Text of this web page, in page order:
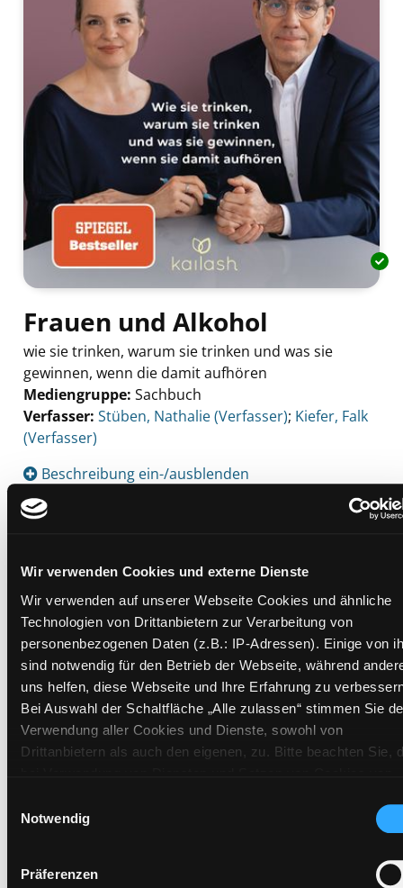
Wir verwenden Cookies und externe Dienste
Wir verwenden auf unserer Webseite Cookies und ähnliche
Technologien von Drittanbietern zur Verarbeitung von
personenbezogenen Daten (z.B.: IP-Adressen). Einige von
sind notwendig für den Betrieb der Webseite, während
uns helfen, diese Webseite und Ihre Erfahrung zu
Bei Auswahl der Schaltfläche „Alle zulassen“ stimmen Sie
Verwendung aller Cookies und Dienste, sowohl von
Drittanbietern als auch den eigenen, zu. Bitte beachten Sie,
(Länder außerhalb des EWR ohne adäquates
Datenschutzniveau) stattfinden kann. In diesem
ausgeschlossen werden. Eine Verarbeitung durch solche
Notwendig
Präferenzen
Frauen und Alkohol
wie sie trinken, warum sie trinken und was sie
gewinnen, wenn die damit aufhören
Mediengruppe: Sachbuch
Verfasser: Suche nach diesem Verfasser
Stüben, Nathalie (Verfasser); Kiefer, Falk
(Verfasser)
Beschreibung ein-/ausblenden
Mehr Informationen ein-/ausblenden
Exemplare
Zweigstelle:Süd - Lauzilgasse
Signatur:NK.RUK STUE
Standort 2: Ausleihe
Status: Verfügbar
Vorbestellungen:
0
Barcode: